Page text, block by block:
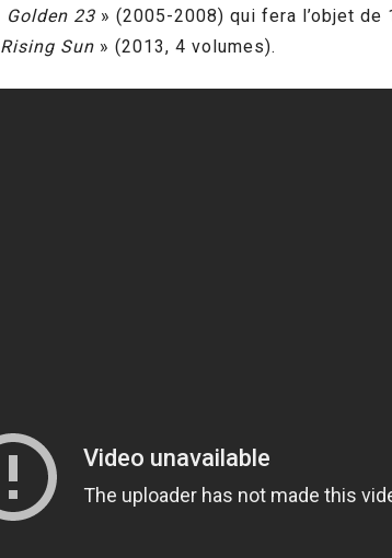
Golden 23 » (2005-2008) qui fera l’objet de
Rising Sun » (2013, 4 volumes).